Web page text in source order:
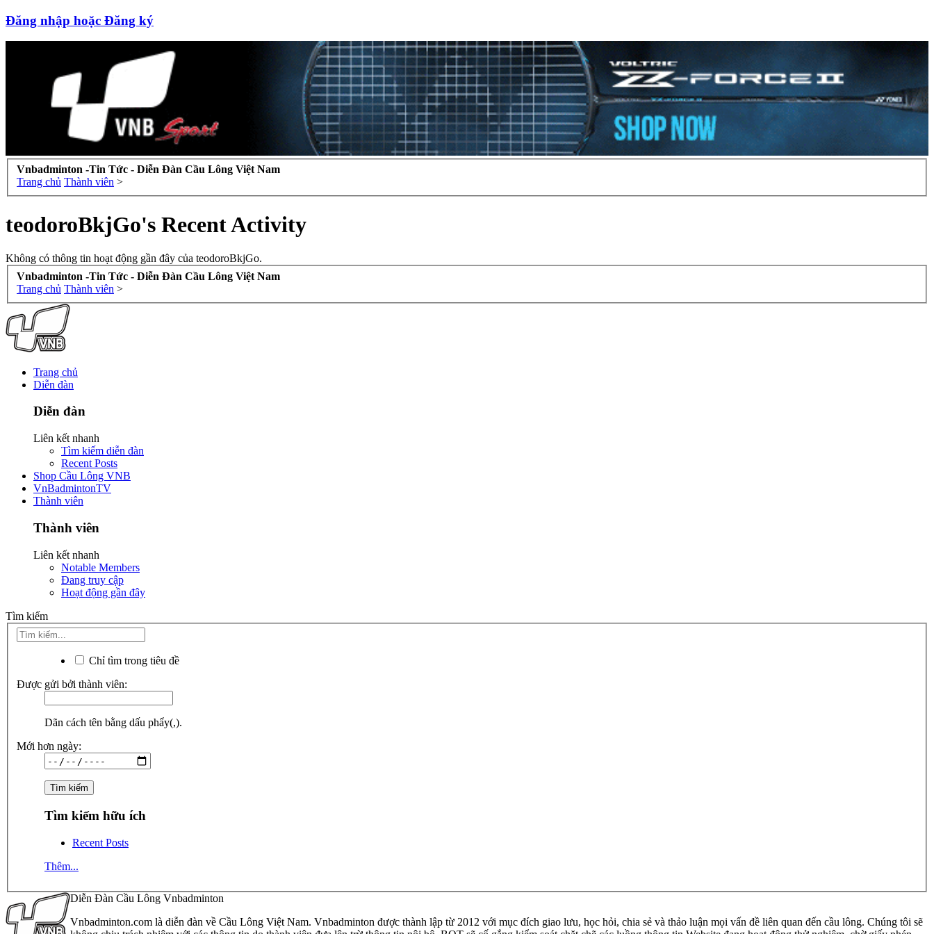
Đăng nhập hoặc Đăng ký
Vnbadminton -Tin Tức - Diễn Đàn Cầu Lông Việt Nam
Trang chủ Thành viên >
teodoroBkjGo's Recent Activity
Không có thông tin hoạt động gần đây của teodoroBkjGo.
Vnbadminton -Tin Tức - Diễn Đàn Cầu Lông Việt Nam
Trang chủ Thành viên >
Trang chủ
Diễn đàn
Diễn đàn
Liên kết nhanh
Tìm kiếm diễn đàn
Recent Posts
Shop Cầu Lông VNB
VnBadmintonTV
Thành viên
Thành viên
Liên kết nhanh
Notable Members
Đang truy cập
Hoạt động gần đây
Tìm kiếm
Chỉ tìm trong tiêu đề
Được gửi bởi thành viên:
Dãn cách tên bằng dấu phẩy(,).
Mới hơn ngày:
Tìm kiếm hữu ích
Recent Posts
Thêm...
Diễn Đàn Cầu Lông Vnbadminton
Vnbadminton.com là diễn đàn về Cầu Lông Việt Nam. Vnbadminton được thành lập từ 2012 với mục đích giao lưu, học hỏi, chia sẻ và thảo luận mọi vấn đề liên quan đến cầu lông. Chúng tôi sẽ